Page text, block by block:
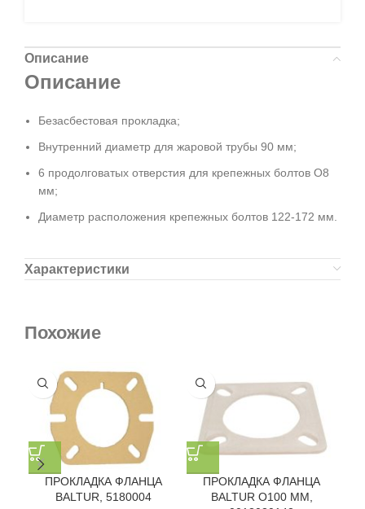
Описание
Описание
Безасбестовая прокладка;
Внутренний диаметр для жаровой трубы 90 мм;
6 продолговатых отверстия для крепежных болтов O8
мм;
Диаметр расположения крепежных болтов 122-172 мм.
Характеристики
Похожие
ПРОКЛАДКА ФЛАНЦА
BALTUR, 5180004
ПРОКЛАДКА ФЛАНЦА
BALTUR O100 ММ,